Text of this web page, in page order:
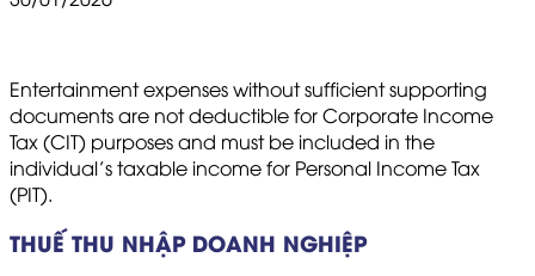
Entertainment expenses without sufficient supporting
documents are not deductible for Corporate Income
Tax (CIT) purposes and must be included in the
individual’s taxable income for Personal Income Tax
(PIT).
THUẾ THU NHẬP DOANH NGHIỆP